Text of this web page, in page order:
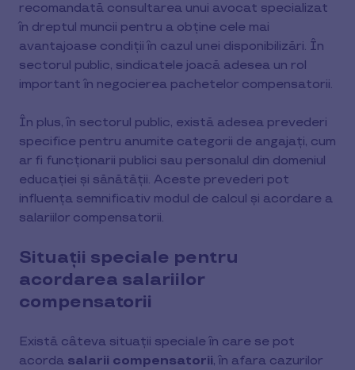
recomandată consultarea unui avocat specializat
în dreptul muncii pentru a obține cele mai
avantajoase condiții în cazul unei disponibilizări. În
sectorul public, sindicatele joacă adesea un rol
important în negocierea pachetelor compensatorii.
În plus, în sectorul public, există adesea prevederi
specifice pentru anumite categorii de angajați, cum
ar fi funcționarii publici sau personalul din domeniul
educației și sănătății. Aceste prevederi pot
influența semnificativ modul de calcul și acordare a
salariilor compensatorii.
Situații speciale pentru
acordarea salariilor
compensatorii
Există câteva situații speciale în care se pot
acorda salarii compensatorii, în afara cazurilor